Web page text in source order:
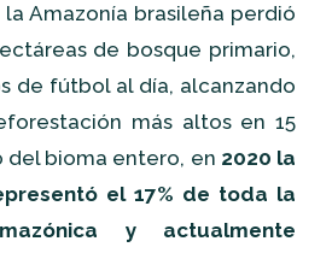
Amazonía brasileña perdió
de bosque primario,
de fútbol al día, alcanzando
más altos en 15
del bioma entero, en 2020 la
el 17% de toda la
y actualmente